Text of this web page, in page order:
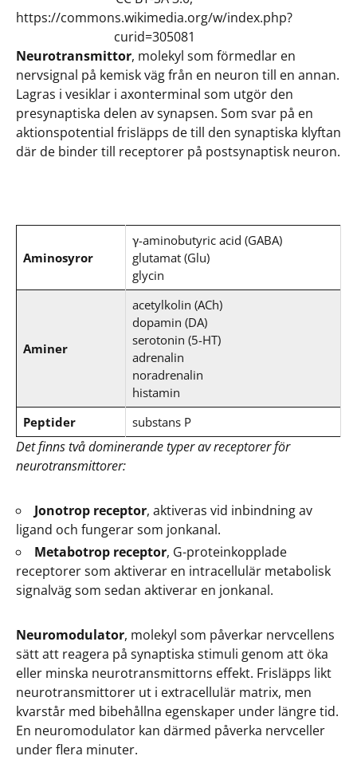
https://commons.wikimedia.org/w/index.php?
curid=305081
Neurotransmittor, molekyl som förmedlar en
nervsignal på kemisk väg från en neuron till en annan.
Lagras i vesiklar i axonterminal som utgör den
presynaptiska delen av synapsen. Som svar på en
aktionspotential frisläpps de till den synaptiska klyftan
där de binder till receptorer på postsynaptisk neuron.
Aminosyror
γ-aminobutyric acid (GABA)
glutamat (Glu)
glycin
Aminer
acetylkolin (ACh)
dopamin (DA)
serotonin (5-HT)
adrenalin
noradrenalin
histamin
Peptider
substans P
Det finns två dominerande typer av receptorer för
neurotransmittorer:
Jonotrop receptor, aktiveras vid inbindning av
ligand och fungerar som jonkanal.
Metabotrop receptor, G-proteinkopplade
receptorer som aktiverar en intracellulär metabolisk
signalväg som sedan aktiverar en jonkanal.
Neuromodulator, molekyl som påverkar nervcellens
sätt att reagera på synaptiska stimuli genom att öka
eller minska neurotransmittorns effekt. Frisläpps likt
neurotransmittorer ut i extracellulär matrix, men
kvarstår med bibehållna egenskaper under längre tid.
En neuromodulator kan därmed påverka nervceller
under flera minuter.